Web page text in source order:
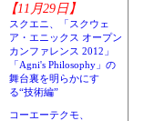
【11月29日】
スクエニ、「スクウェ
ア・エニックス オープン
カンファレンス 2012」
「Agni's Philosophy」の
舞台裏を明らかにす
る“技術編”
コーエーテクモ、